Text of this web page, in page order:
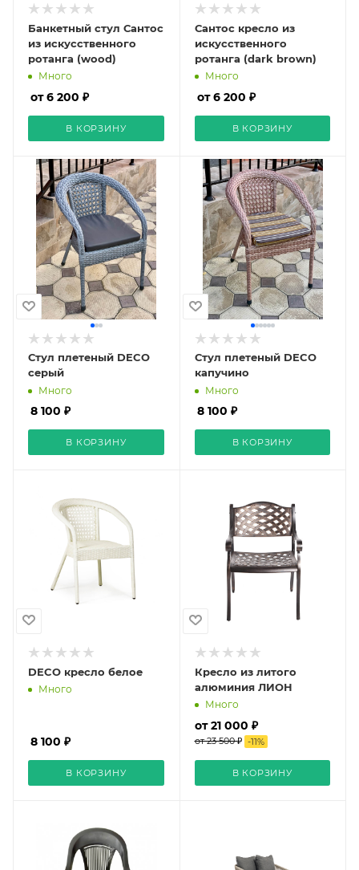
Банкетный стул Сантос
из искусственного
ротанга (wood)
Много
от 6 200 ₽
В КОРЗИНУ
Сантос кресло из
искусственного
ротанга (dark brown)
Много
от 6 200 ₽
В КОРЗИНУ
Стул плетеный DECO
серый
Много
8 100 ₽
В КОРЗИНУ
Стул плетеный DECO
капучино
Много
8 100 ₽
В КОРЗИНУ
DECO кресло белое
Много
8 100 ₽
В КОРЗИНУ
Кресло из литого
алюминия ЛИОН
Много
от 21 000 ₽
от 23 500 ₽ -11%
В КОРЗИНУ